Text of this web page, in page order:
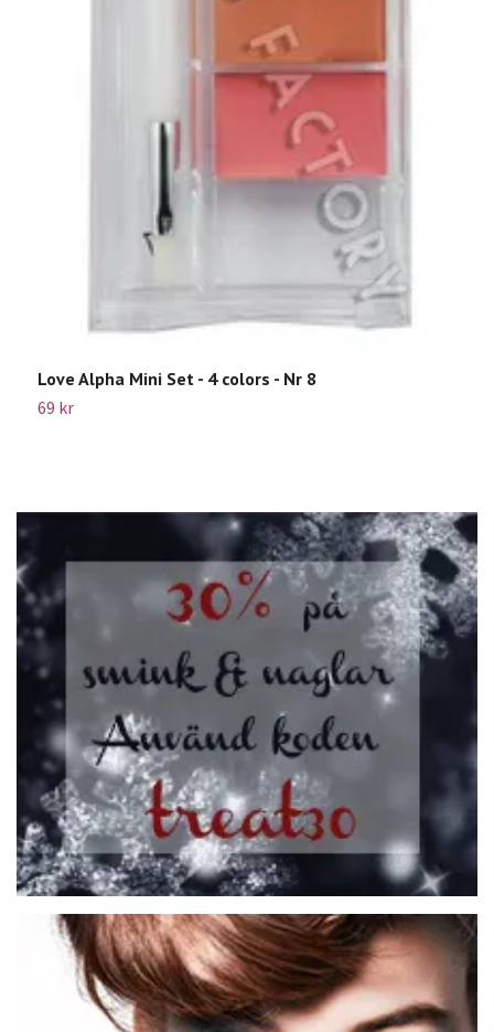
Love Alpha Mini Set - 4 colors - Nr 8
69 kr